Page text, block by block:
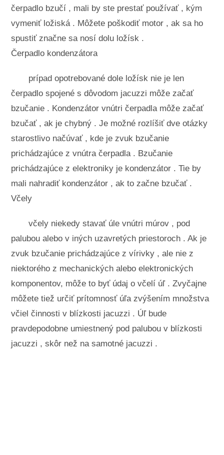
čerpadlo bzučí , mali by ste prestať používať , kým
vymeniť ložiská . Môžete poškodiť motor , ak sa ho
spustiť značne sa nosí dolu ložísk .
Čerpadlo kondenzátora
prípad opotrebované dole ložísk nie je len
čerpadlo spojené s dôvodom jacuzzi môže začať
bzučanie . Kondenzátor vnútri čerpadla môže začať
bzučať , ak je chybný . Je možné rozlíšiť dve otázky
starostlivo načúvať , kde je zvuk bzučanie
prichádzajúce z vnútra čerpadla . Bzučanie
prichádzajúce z elektroniky je kondenzátor . Tie by
mali nahradiť kondenzátor , ak to začne bzučať .
Včely
včely niekedy stavať úle vnútri múrov , pod
palubou alebo v iných uzavretých priestoroch . Ak je
zvuk bzučanie prichádzajúce z vírivky , ale nie z
niektorého z mechanických alebo elektronických
komponentov, môže to byť údaj o včelí úľ . Zvyčajne
môžete tiež určiť prítomnosť úľa zvýšením množstva
včiel činnosti v blízkosti jacuzzi . Úľ bude
pravdepodobne umiestnený pod palubou v blízkosti
jacuzzi , skôr než na samotné jacuzzi .